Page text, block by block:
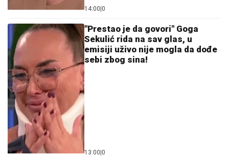
(FOTO) MILICU VELIČKOVIĆ ZADESILA NOVA
NEPRIJATNOST NA ADI BOJANI
oglasila se i otkrila šta se dešava nakon haosa sa
Terzom
KRVAVA ČITULJA POKRENULA
PAKAO U BALKANSKOM GRADU?!
Opsadno stanje na ulicama, MECI
LETE NA SVE STRANE: Drama počela
ubistvom na sastanku zbog duga
Zviceru, onda je usledio HAOS (FOTO)
PET DANA DO POČETKA